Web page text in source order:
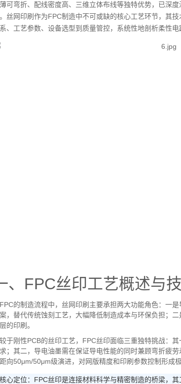
可弯折、配线密度高、三维立体布线等独特优势，已深
丝网印刷作为FPC制造中不可或缺的核心工艺环节，其
、工艺参数、设备选型到质量管控，系统性地剖析柔性电
、 FPC丝印工艺概述与
FPC的制造流程中，丝网印刷主要承担两大功能角色：一
，替代传统蚀刻工艺，大幅降低制造成本与环保负担；
的印刷。
于刚性PCB的丝印工艺， FPC丝印面临三重独特挑战：
；其二，导电油墨需在保证导电性能的同时兼顾弯折疲
向50μm/50μm级演进，对网版精度和印刷参数控制形成极
核心定位： FPC丝印是连接材料科学与精密制造的桥梁，